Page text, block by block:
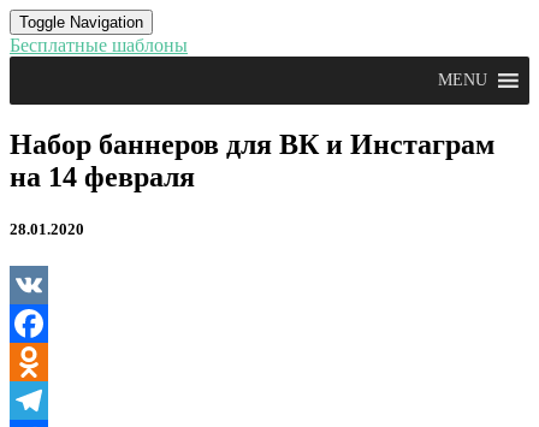
Toggle Navigation
Бесплатные шаблоны
MENU
Набор
баннеров
для
и
на
14
февраля
Набор баннеров для ВК и Инстаграм
на 14 февраля
28.01.2020
VK
Facebook
Odnoklassniki